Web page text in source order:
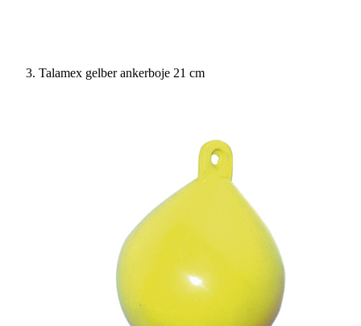
Talamex gelber ankerboje 21 cm